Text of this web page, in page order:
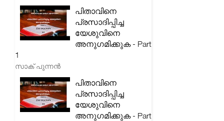
പിതാവിനെ
പ്രസാദിപ്പിച്ച
യേശുവിനെ
അനുഗമിക്കുക - Part
1
സാക് പുന്നൻ
പിതാവിനെ
പ്രസാദിപ്പിച്ച
യേശുവിനെ
അനുഗമിക്കുക - Part